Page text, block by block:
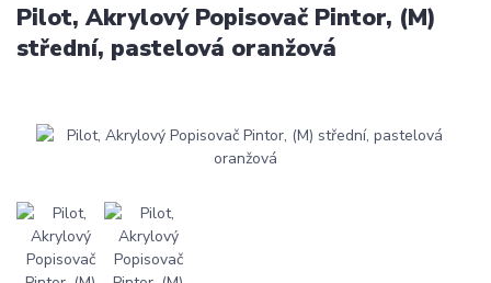
Pilot, Akrylový Popisovač Pintor, (M)
střední, pastelová oranžová